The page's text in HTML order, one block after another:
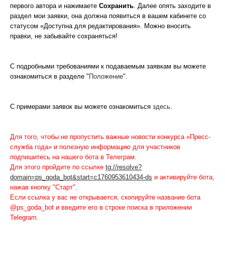
первого автора и нажимаете Сохранить . Далее опять заходите в
раздел мои заявки, она должна появиться в вашем кабинете со
статусом «Доступна для редактирования». Можно вносить
правки, не забывайте сохраняться!
С подробными требованиями к подаваемым заявкам вы можете
ознакомиться в разделе "Положение".
С примерами заявок вы можете ознакомиться здесь
Для того, чтобы не пропустить важные новости конкурса «Пресс-
служба года» и полезную информацию для участников
подпишитесь на нашего бота в Телеграм.
Для этого пройдите по ссылке tg://resolve?
domain=ps_goda_bot&start=c1760953610434-ds и активируйте бота,
нажав кнопку "Старт".
Если ссылка у вас не открывается, скопируйте название бота
@ps_goda_bot и введите его в строке поиска в приложении
Telegram.